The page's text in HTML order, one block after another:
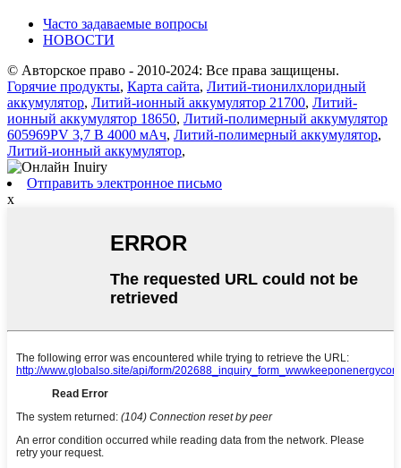
Часто задаваемые вопросы
НОВОСТИ
© Авторское право - 2010-2024: Все права защищены.
Горячие продукты, Карта сайта, Литий-тионилхлоридный
аккумулятор, Литий-ионный аккумулятор 21700, Литий-
ионный аккумулятор 18650, Литий-полимерный аккумулятор
605969PV 3,7 В 4000 мАч, Литий-полимерный аккумулятор,
Литий-ионный аккумулятор,
Отправить электронное письмо
x